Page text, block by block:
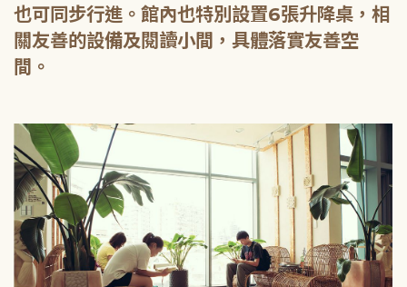
也可同步行進。館內也特別設置6張升降桌，相
關友善的設備及閱讀小間，具體落實友善空
間。